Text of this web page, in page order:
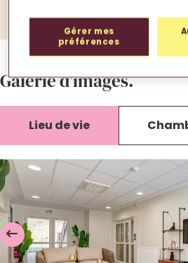
Galerie d’images.
Lieu de vie
Gérer mes
préférences